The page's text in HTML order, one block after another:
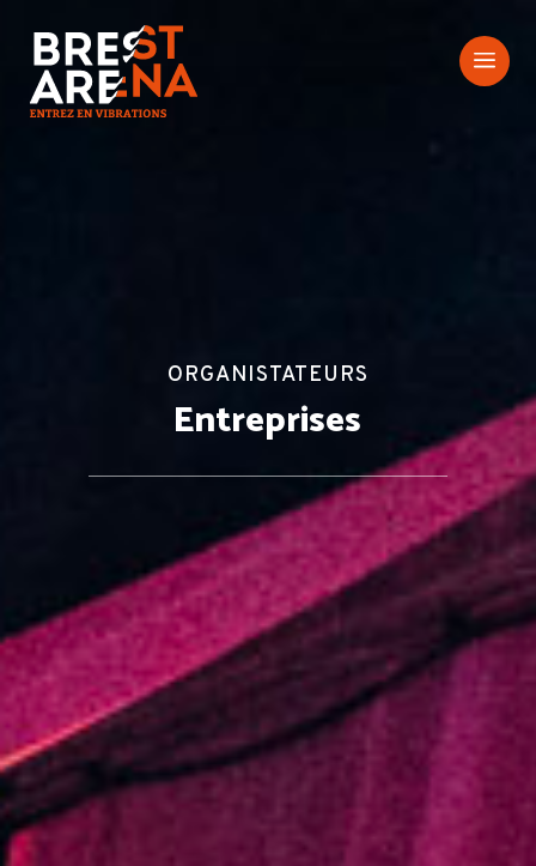
a
ORGANISTATEURS
Entreprises